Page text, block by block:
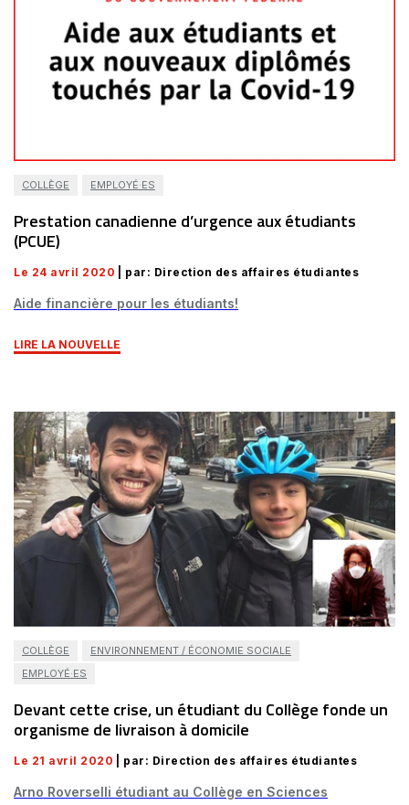
COLLÈGE EMPLOYÉ·ES
Prestation canadienne d’urgence aux étudiants
(PCUE)
Le 24 avril 2020 | par: Direction des affaires étudiantes
Aide financière pour les étudiants!
LIRE LA NOUVELLE
COLLÈGE
ENVIRONNEMENT / ÉCONOMIE SOCIALE
EMPLOYÉ·ES
Devant cette crise, un étudiant du Collège fonde un
organisme de livraison à domicile
Le 21 avril 2020 | par: Direction des affaires étudiantes
Arno Roverselli étudiant au Collège en Sciences